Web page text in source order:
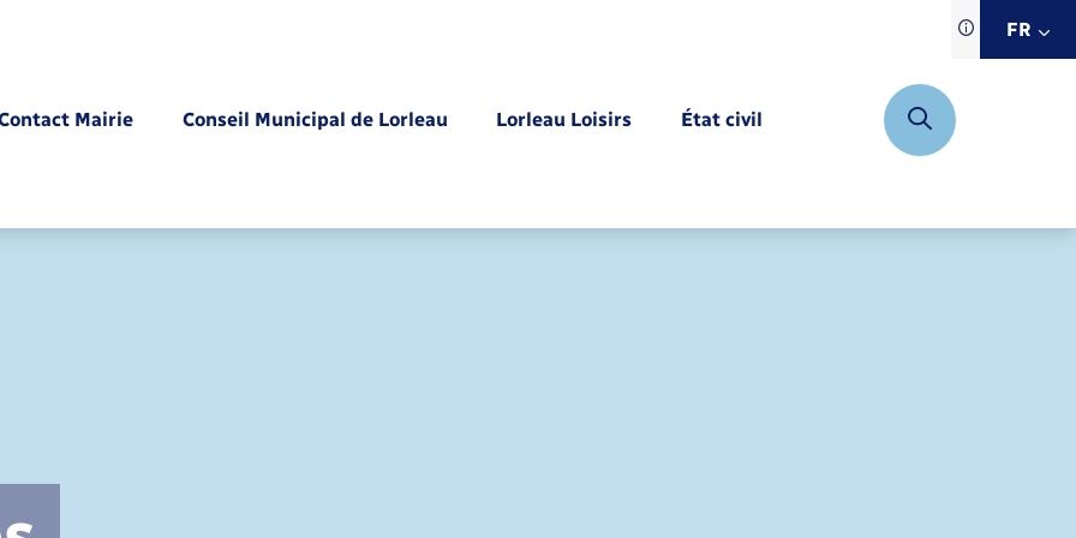
Traduction
siteFR
Mairie Conseil Municipal de Lorleau Lorleau Loisirs État civil